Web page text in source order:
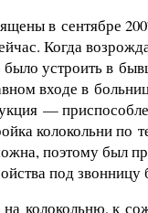
в сентябре
Когда
устроить в
входе в
—
колокольни по
поэтому был
под звонницу
колокольню, к